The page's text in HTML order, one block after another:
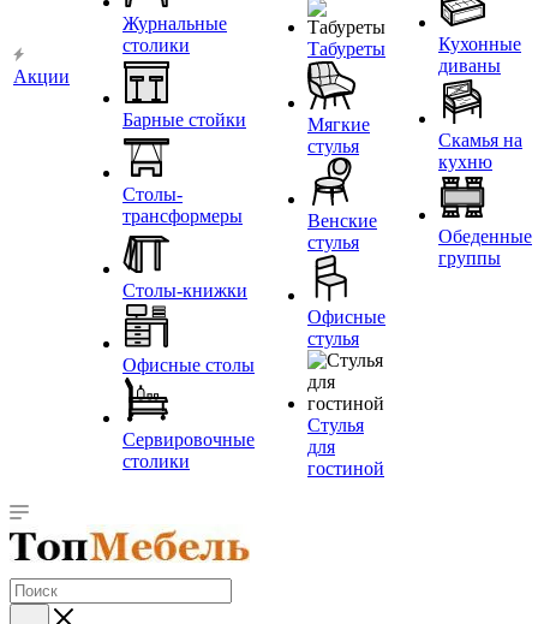
Акции
Журнальные
столики
Барные стойки
Столы-
трансформеры
Столы-книжки
Офисные столы
Сервировочные
столики
Табуреты
Мягкие
стулья
Венские
стулья
Офисные
стулья
Стулья
для
гостиной
Кухонные
диваны
Скамья на
кухню
Обеденные
группы